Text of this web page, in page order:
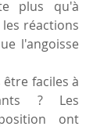
plus qu'à
réactions
l'angoisse
faciles à
? Les
ont